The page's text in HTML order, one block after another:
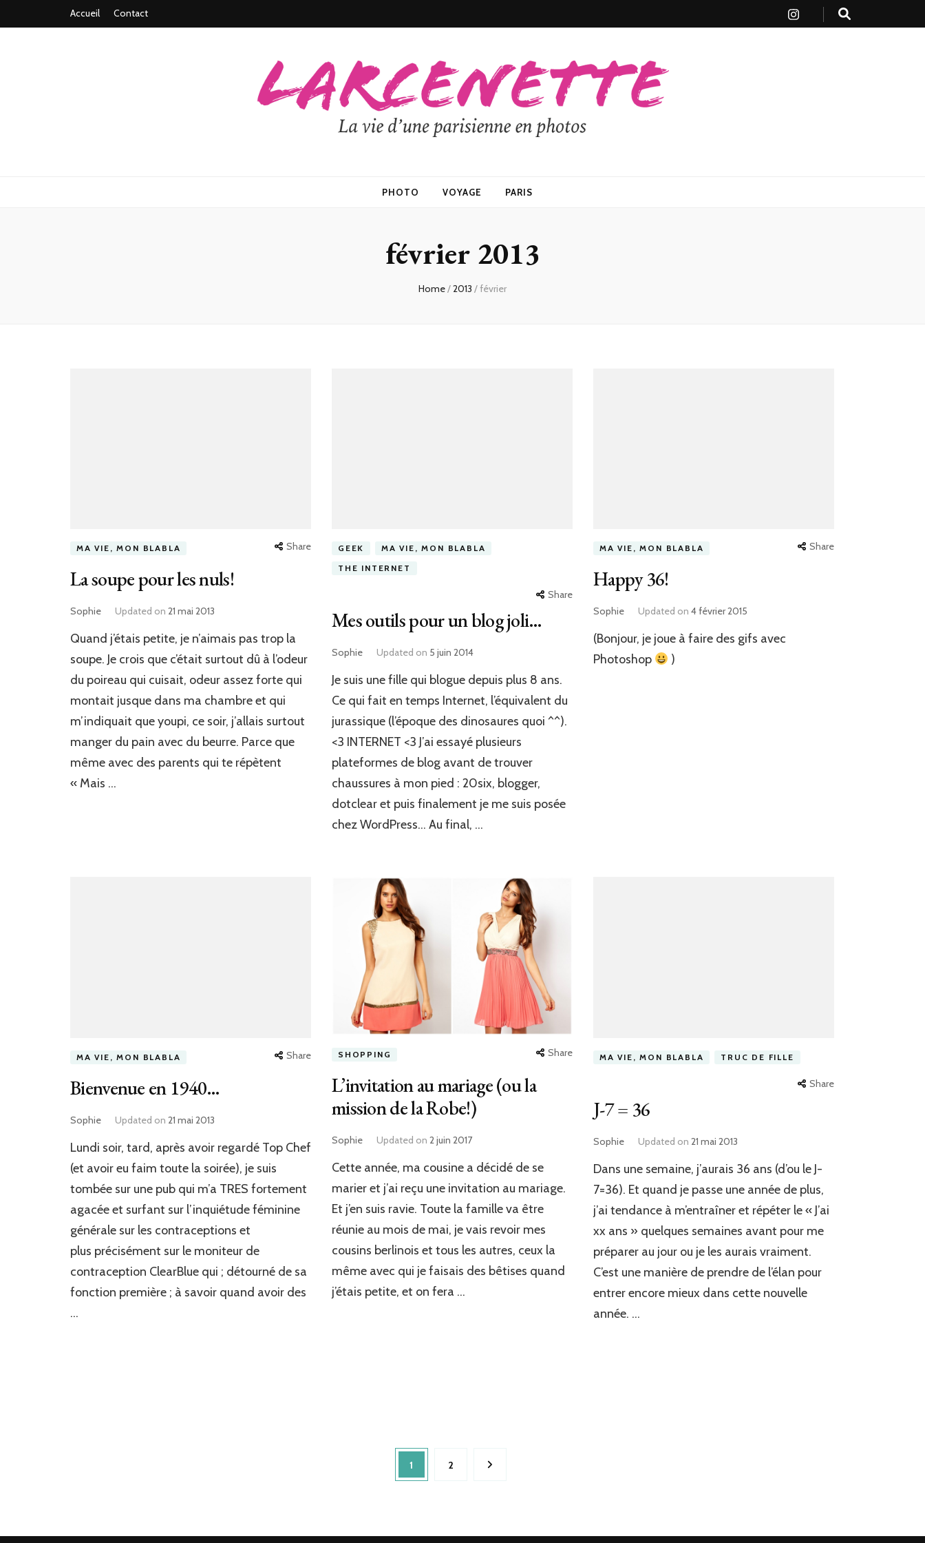
Accueil Contact
PHOTO VOYAGE PARIS
février 2013
Home/2013 /février
MA VIE, MON BLABLA Share
La soupe pour les nuls!
Sophie Updated on 21 mai 2013
Quand j’étais petite, je n’aimais pas trop la
soupe. Je crois que c’était surtout dû à l’odeur
du poireau qui cuisait, odeur assez forte qui
montait jusque dans ma chambre et qui
m’indiquait que youpi, ce soir, j’allais surtout
manger du pain avec du beurre. Parce que
même avec des parents qui te répètent
« Mais …
GEEK
MA VIE, MON BLABLA
THE INTERNET
Share
Mes outils pour un blog joli…
Sophie Updated on 5 juin 2014
Je suis une fille qui blogue depuis plus 8 ans.
Ce qui fait en temps Internet, l’équivalent du
jurassique (l’époque des dinosaures quoi ^^).
<3 INTERNET <3 J’ai essayé plusieurs
plateformes de blog avant de trouver
chaussures à mon pied : 20six, blogger,
dotclear et puis finalement je me suis posée
chez WordPress… Au final, …
MA VIE, MON BLABLA Share
Happy 36!
Sophie Updated on 4 février 2015
(Bonjour, je joue à faire des gifs avec
Photoshop
)
MA VIE, MON BLABLA Share
Bienvenue en 1940…
Sophie Updated on 21 mai 2013
Lundi soir, tard, après avoir regardé Top Chef
(et avoir eu faim toute la soirée), je suis
tombée sur une pub qui m’a TRES fortement
agacée et surfant sur l’inquiétude féminine
générale sur les contraceptions et
plus précisément sur le moniteur de
contraception ClearBlue qui ; détourné de sa
fonction première ; à savoir quand avoir des
…
SHOPPING Share
L’invitation au mariage (ou la
mission de la Robe!)
Sophie Updated on 2 juin 2017
Cette année, ma cousine a décidé de se
marier et j’ai reçu une invitation au mariage.
Et j’en suis ravie. Toute la famille va être
réunie au mois de mai, je vais revoir mes
cousins berlinois et tous les autres, ceux la
même avec qui je faisais des bêtises quand
j’étais petite, et on fera …
MA VIE, MON BLABLA TRUC DE FILLE
Share
J-7 = 36
Sophie Updated on 21 mai 2013
Dans une semaine, j’aurais 36 ans (d’ou le J-
7=36). Et quand je passe une année de plus,
j’ai tendance à m’entraîner et répéter le « J’ai
xx ans » quelques semaines avant pour me
préparer au jour ou je les aurais vraiment.
C’est une manière de prendre de l’élan pour
entrer encore mieux dans cette nouvelle
année. …
Page
1 Page
2